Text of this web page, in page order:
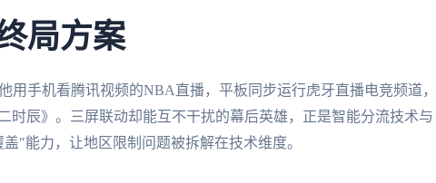
局方案
用手机看腾讯视频的NBA直播，平板同步运行虎牙直播电竞频道，
时辰》。三屏联动却能互不干扰的幕后英雄，正是智能分流技术与
"能力，让地区限制问题被拆解在技术维度。